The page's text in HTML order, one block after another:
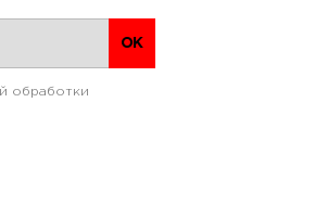
обработки